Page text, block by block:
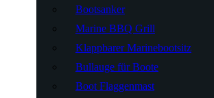
Bootsanker
Marine BBQ Grill
Klappbarer Marinebootsitz
Bullauge für Boote
Boot Flaggenmast